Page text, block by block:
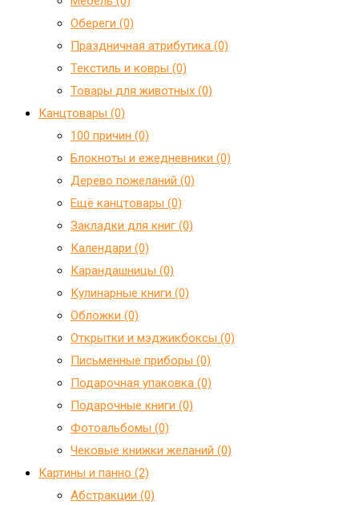
Обереги (0)
Праздничная атрибутика (0)
Текстиль и ковры (0)
Товары для животных (0)
Канцтовары (0)
100 причин (0)
Блокноты и ежедневники (0)
Дерево пожеланий (0)
Ещё канцтовары (0)
Закладки для книг (0)
Календари (0)
Карандашницы (0)
Кулинарные книги (0)
Обложки (0)
Открытки и мэджикбоксы (0)
Письменные приборы (0)
Подарочная упаковка (0)
Подарочные книги (0)
Фотоальбомы (0)
Чековые книжки желаний (0)
Картины и панно (2)
Абстракции (0)